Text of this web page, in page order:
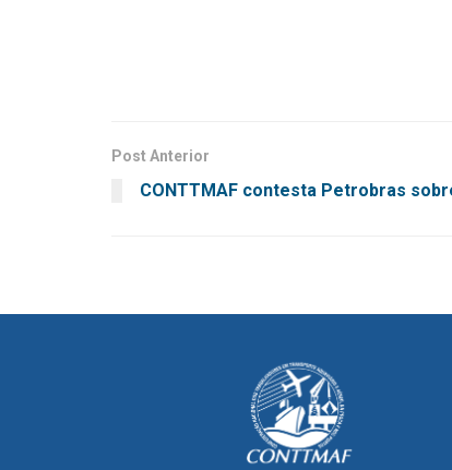
Post Anterior
CONTTMAF contesta Petrobras